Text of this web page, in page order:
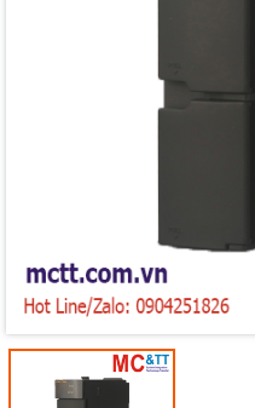
Ngày hết hạn:
Điều kiện: